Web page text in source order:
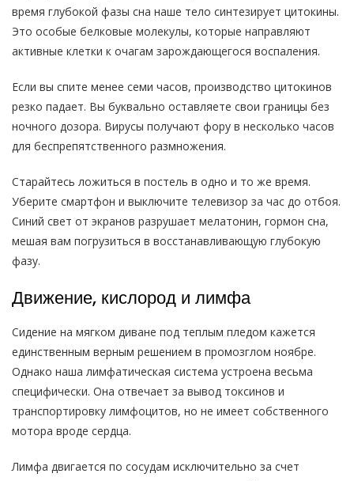
время глубокой фазы сна наше тело синтезирует цитокины.
Это особые белковые молекулы, которые направляют
активные клетки к очагам зарождающегося воспаления.
Если вы спите менее семи часов, производство цитокинов
резко падает. Вы буквально оставляете свои границы без
ночного дозора. Вирусы получают фору в несколько часов
для беспрепятственного размножения.
Старайтесь ложиться в постель в одно и то же время.
Уберите смартфон и выключите телевизор за час до отбоя.
Синий свет от экранов разрушает мелатонин, гормон сна,
мешая вам погрузиться в восстанавливающую глубокую
фазу.
Движение, кислород и лимфа
Сидение на мягком диване под теплым пледом кажется
единственным верным решением в промозглом ноябре.
Однако наша лимфатическая система устроена весьма
специфически. Она отвечает за вывод токсинов и
транспортировку лимфоцитов, но не имеет собственного
мотора вроде сердца.
Лимфа двигается по сосудам исключительно за счет